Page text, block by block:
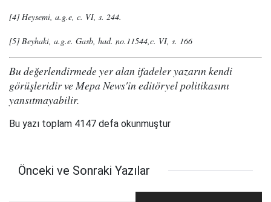
[4] Heysemi, a.g.e, c. VI, s. 244.
[5] Beyhaki, a.g.e. Gasb, had. no.11544,c. VI, s. 166
Bu değerlendirmede yer alan ifadeler yazarın kendi
görüşleridir ve Mepa News'in editöryel politikasını
yansıtmayabilir.
Bu yazı toplam 4147 defa okunmuştur
Önceki ve Sonraki Yazılar